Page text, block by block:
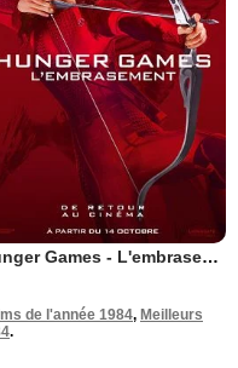
Hunger Games - L'embrasement
de l'année 1984, Meilleurs
.